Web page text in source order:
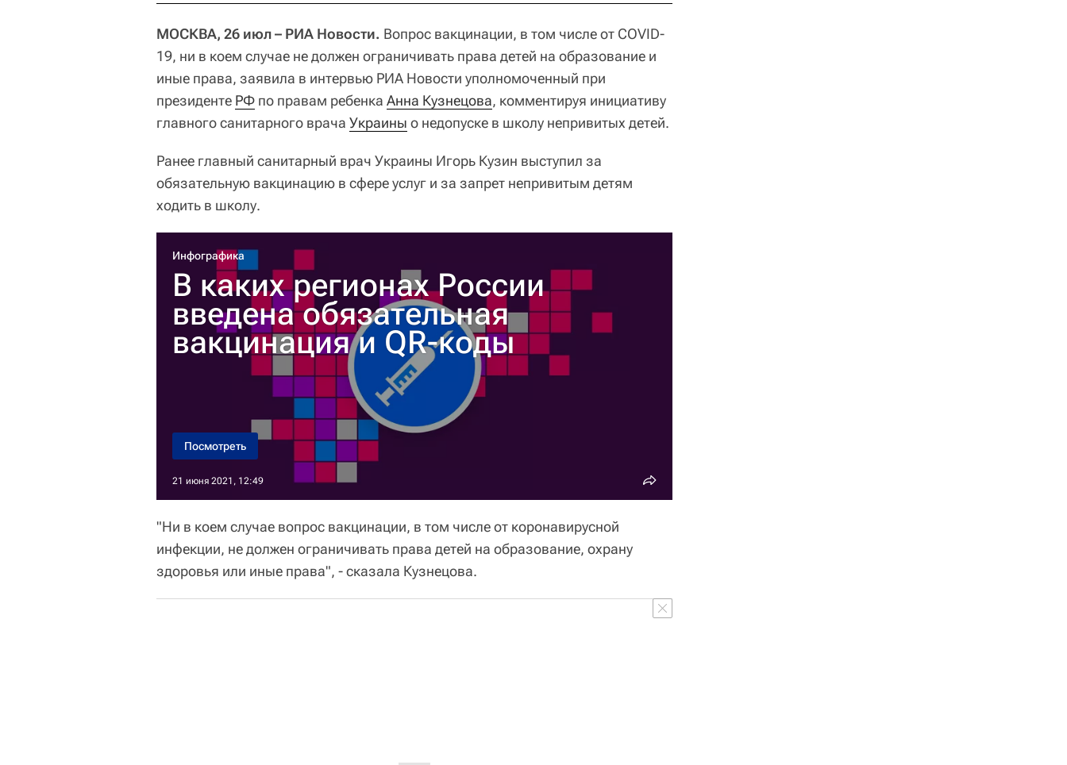
МОСКВА, 26 июл – РИА Новости. Вопрос вакцинации, в том числе от COVID-
19, ни в коем случае не должен ограничивать права детей на образование и
иные права, заявила в интервью РИА Новости уполномоченный при
президенте РФ по правам ребенка Анна Кузнецова, комментируя инициативу
главного санитарного врача Украины о недопуске в школу непривитых детей.
Ранее главный санитарный врач Украины Игорь Кузин выступил за
обязательную вакцинацию в сфере услуг и за запрет непривитым детям
ходить в школу.
21 июня 2021, 12:49
Инфографика
В каких регионах России
введена обязательная
вакцинация и QR-коды
Посмотреть
"Ни в коем случае вопрос вакцинации, в том числе от коронавирусной
инфекции, не должен ограничивать права детей на образование, охрану
здоровья или иные права", - сказала Кузнецова.